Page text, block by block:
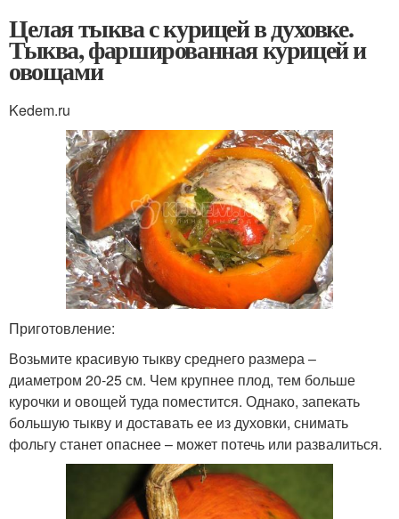
Целая тыква с курицей в духовке.
Тыква, фаршированная курицей и
овощами
Kedem.ru
Приготовление:
Возьмите красивую тыкву среднего размера –
диаметром 20-25 см. Чем крупнее плод, тем больше
курочки и овощей туда поместится. Однако, запекать
большую тыкву и доставать ее из духовки, снимать
фольгу станет опаснее – может потечь или развалиться.